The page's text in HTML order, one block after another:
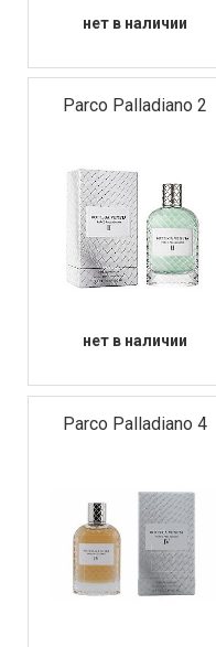
нет в наличии
Parco Palladiano 2
нет в наличии
Parco Palladiano 4